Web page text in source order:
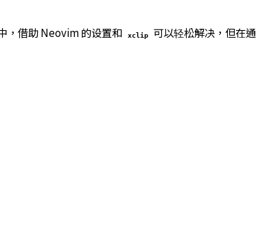
，借助 Neovim 的设置和 xclip
可以轻松解决，但在